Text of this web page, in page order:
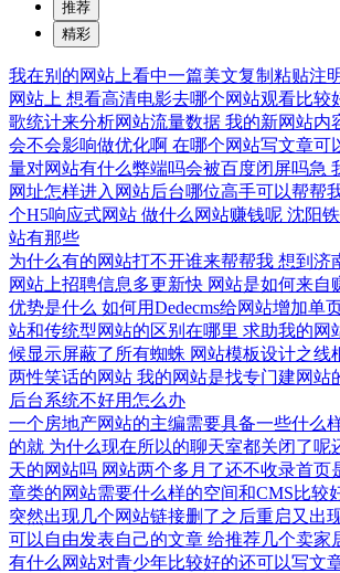
推荐
精彩
我在别的网站上看中一篇美文复制粘贴注
网站上 想看高清电影去哪个网站观看比较
歌统计来分析网站流量数据 我的新网站内
会不会影响做优化啊 在哪个网站写文章可
量对网站有什么弊端吗会被百度闭屏吗急
网址怎样进入网站后台哪位高手可以帮帮
个H5响应式网站 做什么网站赚钱呢 沈阳
站有那些
为什么有的网站打不开谁来帮帮我 想到济
网站上招聘信息多更新快 网站是如何来自
优势是什么 如何用Dedecms给网站增加单
站和传统型网站的区别在哪里 求助我的网
候显示屏蔽了所有蜘蛛 网站模板设计之线
两性笑话的网站 我的网站是找专门建网站
后台系统不好用怎么办
一个房地产网站的主编需要具备一些什么
的就 为什么现在所以的聊天室都关闭了呢
天的网站吗 网站两个多月了还不收录首页
章类的网站需要什么样的空间和CMS比较
突然出现几个网站链接删了之后重启又出
可以自由发表自己的文章 给推荐几个卖家
有什么网站对青少年比较好的还可以写文